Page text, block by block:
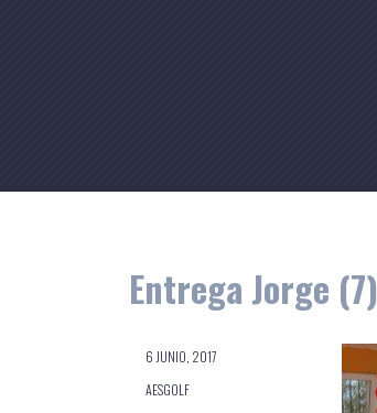
Entrega Jorge (7)
6 JUNIO, 2017
AESGOLF